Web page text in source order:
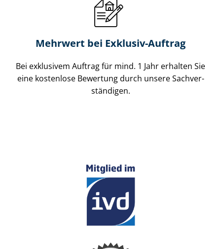
Mehrwert bei Exklusiv-Auftrag
Bei exklusivem Auftrag für mind. 1 Jahr erhalten Sie
eine kostenlose Bewertung durch unsere Sach­ver­
stän­di­gen.